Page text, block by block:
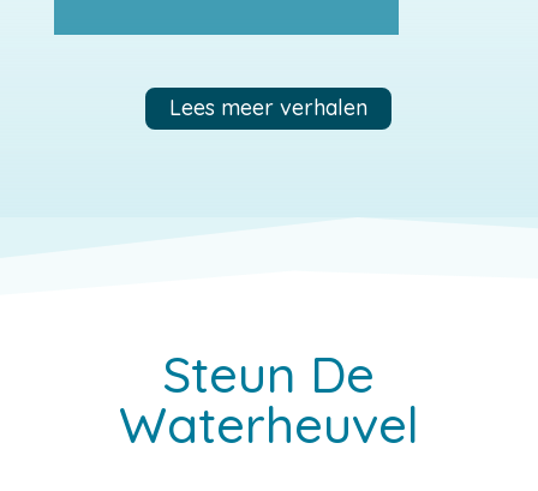
Lees meer verhalen
Steun De
Waterheuvel